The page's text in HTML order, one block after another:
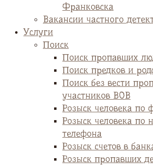
Франковска
Вакансии частного
Услуги
Поиск
Поиск пропавших
Поиск предков и
Поиск без вести
участников ВОВ
Розыск человека по
Розыск человека по
телефона
Розыск счетов в
Розыск пропавших